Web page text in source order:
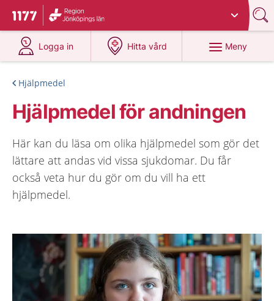
Till startsidan för 1177
Du har valt region
Logga in
på 1177.se
Hitta vård
på 1177.se
Meny
Hjälpmedel
Hjälpmedel för andningen
Här kan du läsa om olika hjälpmedel som gör det
lättare att andas vid vissa sjukdomar. Du får
också veta hur du gör om du vill ha ett
hjälpmedel.